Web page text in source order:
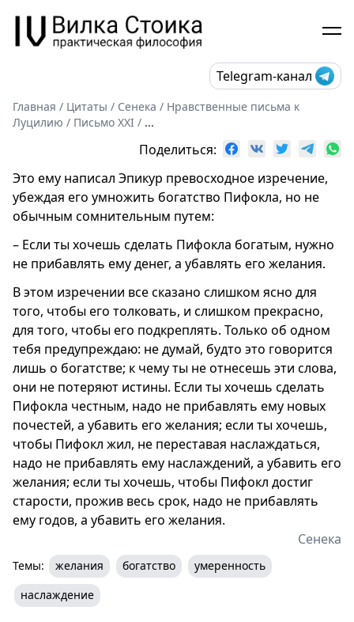
Telegram-канал
Главная / Цитаты / Сенека / Нравственные письма к
Луцилию / Письмо XXI / ...
Поделиться:
Это ему написал Эпикур превосходное изречение,
убеждая его умножить богатство Пифокла, но не
обычным сомнительным путем:
– Если ты хочешь сделать Пифокла богатым, нужно
не прибавлять ему денег, а убавлять его желания.
В этом изречении все сказано слишком ясно для
того, чтобы его толковать, и слишком прекрасно,
для того, чтобы его подкреплять. Только об одном
тебя предупреждаю: не думай, будто это говорится
лишь о богатстве; к чему ты не отнесешь эти слова,
они не потеряют истины. Если ты хочешь сделать
Пифокла честным, надо не прибавлять ему новых
почестей, а убавить его желания; если ты хочешь,
чтобы Пифокл жил, не переставая наслаждаться,
надо не прибавлять ему наслаждений, а убавить его
желания; если ты хочешь, чтобы Пифокл достиг
старости, прожив весь срок, надо не прибавлять
ему годов, а убавить его желания.
Сенека
Темы: желания богатство
умеренность
наслаждение